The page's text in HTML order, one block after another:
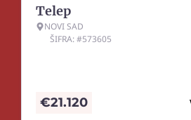
Telep
NOVI SAD
ŠIFRA: #573605
€21.120